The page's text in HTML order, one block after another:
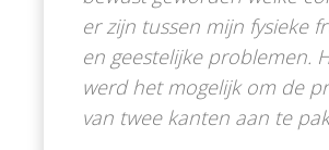
er zijn tussen mijn fysieke
en geestelijke problemen.
werd het mogelijk om de
van twee kanten aan te